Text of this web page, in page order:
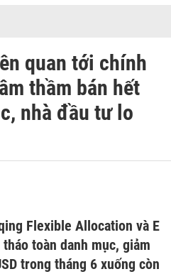
quan tới chính
thầm bán hết
nhà đầu tư lo
Flexible Allocation và E
toàn danh mục, giảm
trong tháng 6 xuống còn